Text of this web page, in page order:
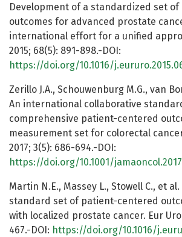
Development of a standardized set
outcomes for advanced prostate
international effort for a unified
2015; 68(5): 891-898.-DOI:
https://doi.org/10.1016/
Zerillo J.A., Schouwenburg M.G., van
An international collaborative
comprehensive patient-centered
measurement set for colorectal
2017; 3(5): 686-694.-DOI:
https://doi.org/10.1001/
Martin N.E., Massey L., Stowell C., et
standard set of patient-centered
with localized prostate cancer. Eur
467.-DOI: https://doi.org/10.1016/